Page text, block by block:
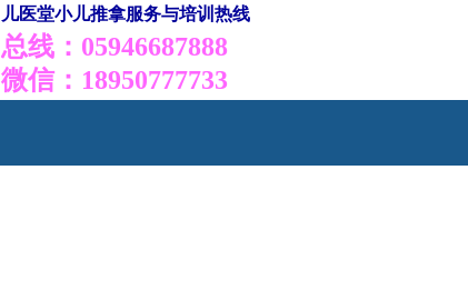
儿医堂小儿推拿服务与培训热线
总线：05946687888
微信：18950777733